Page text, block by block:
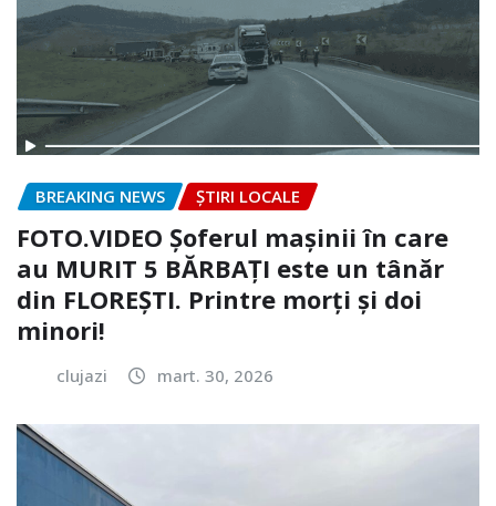
BREAKING NEWS ȘTIRI LOCALE
FOTO.VIDEO Șoferul mașinii în care
au MURIT 5 BĂRBAȚI este un tânăr
din FLOREȘTI. Printre morți și doi
minori!
clujazi mart. 30, 2026